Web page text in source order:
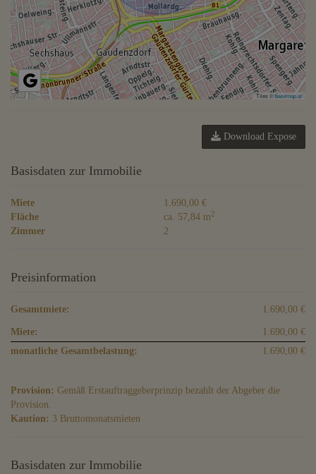
Tiles ©basemap.at
Download Expose
Basisdaten zur Immobilie
Miete
1.690,00 €
Fläche
ca. 57,84 m2
Zimmer 2
Preisinformation
Gesamtmiete: 1.690,00 €
Miete:
1.690,00 €
monatliche Gesamtbelastung:
1.690,00 €
Provision: Gemäß Erstauftraggeberprinzip bezahlt der Abgeber die
Provision.
Kaution: 3 Bruttomonatsmieten
Basisdaten zur Immobilie